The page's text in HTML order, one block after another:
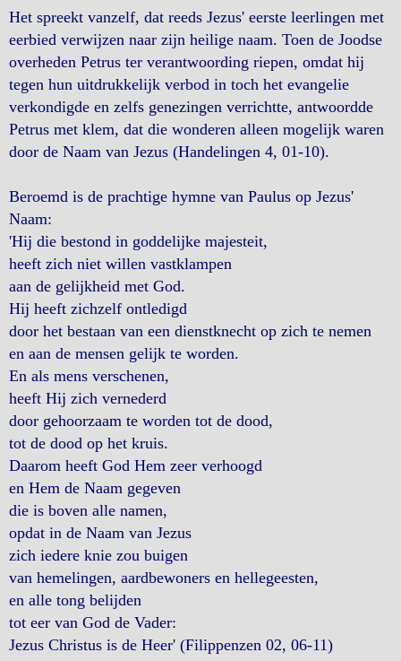
Het spreekt vanzelf, dat reeds Jezus' eerste leerlingen met
eerbied verwijzen naar zijn heilige naam. Toen de Joodse
overheden Petrus ter verantwoording riepen, omdat hij
tegen hun uitdrukkelijk verbod in toch het evangelie
verkondigde en zelfs genezingen verrichtte, antwoordde
Petrus met klem, dat die wonderen alleen mogelijk waren
door de Naam van Jezus (Handelingen 4, 01-10).
Beroemd is de prachtige hymne van Paulus op Jezus'
Naam:
'Hij die bestond in goddelijke majesteit,
heeft zich niet willen vastklampen
aan de gelijkheid met God.
Hij heeft zichzelf ontledigd
door het bestaan van een dienstknecht op zich te nemen
en aan de mensen gelijk te worden.
En als mens verschenen,
heeft Hij zich vernederd
door gehoorzaam te worden tot de dood,
tot de dood op het kruis.
Daarom heeft God Hem zeer verhoogd
en Hem de Naam gegeven
die is boven alle namen,
opdat in de Naam van Jezus
zich iedere knie zou buigen
van hemelingen, aardbewoners en hellegeesten,
en alle tong belijden
tot eer van God de Vader:
Jezus Christus is de Heer' (Filippenzen 02, 06-11)